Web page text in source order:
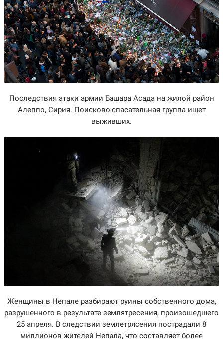
Последствия атаки армии Башара Асада на жилой район
Алеппо, Сирия. Поисково-спасательная группа ищет
выживших.
Женщины в Непале разбирают руины собственного дома,
разрушенного в результате землятресения, произошедшего
25 апреля. В следствии землетрясения пострадали 8
миллионов жителей Непала, что составляет более